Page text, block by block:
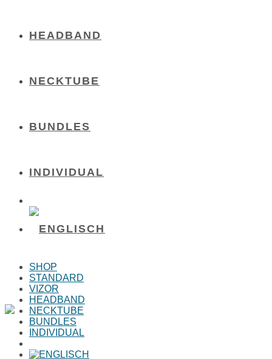
HEADBAND
NECKTUBE
BUNDLES
INDIVIDUAL
SHOP
STANDARD
VIZOR
HEADBAND
NECKTUBE
BUNDLES
INDIVIDUAL